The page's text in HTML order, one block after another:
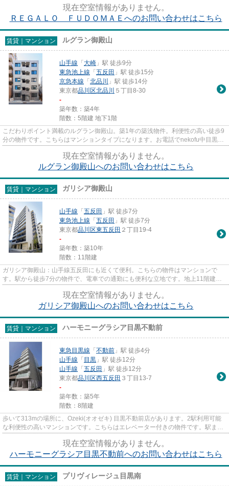
現在空室情報がありません。
ＲＥＧＡＬＯ ＦＵＤＯＭＡＥへのお問い合わせはこちら
賃貸｜マンション ルグラン御殿山
山手線 「 大崎 」駅 徒歩9分
東急池上線 「 五反田 」駅 徒歩15分
京急本線 「 北品川
」駅 徒歩14分
東京都品川区北品川 ５丁目8-30
-
築年数：築4年
階数：5階建 地下1階
こだわりポイント満載のルグラン御殿山。築1年の築浅物件。利便性の高い徒歩9
分の物件です。こちらはマンションタイプになります。お電話でnekofu中目黒
現在空室情報がありません。
ルグラン御殿山へのお問い合わせはこちら
賃貸｜マンション ガリシア御殿山
山手線 「 五反田 」駅 徒歩7分
東急池上線 「 五反田 」駅 徒歩7分
東京都品川区東五反田 ２丁目19-4
-
築年数：築10年
階数：11階建
ガリシア御殿山：山手線五反田にも近くて便利。こちらの物件はマンションで
す。駅から徒歩7分の物件で、電車での通勤にも便利な立地です。地上11階建て
現在空室情報がありません。
ガリシア御殿山へのお問い合わせはこちら
賃貸｜マンション ハーモニーグラシア目黒不動前
東急目黒線 「 不動前 」駅 徒歩4分
山手線 「 目黒 」駅 徒歩12分
山手線 「 五反田 」駅 徒歩12分
東京都品川区西五反田 ３丁目13-7
-
築年数：築5年
階数：8階建
歩いて313mの場所に、Ozeki(オオゼキ) 目黒不動前店があります。2駅利用可能
な利便性の高いマンションです。こちらはエレベーター付きの物件です。駅まで
現在空室情報がありません。
ハーモニーグラシア目黒不動前へのお問い合わせはこちら
賃貸｜マンション プリヴィレージュ目黒南